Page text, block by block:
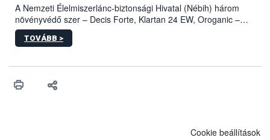
A Nemzeti Élelmiszerlánc-biztonsági Hivatal (Nébih) három
növényvédő szer – Decis Forte, Klartan 24 EW, Oroganic –
engedélyokiratát módosította, így azok a szüretet követően,
egészen a vesszőérettség (BBCH 91) stádiumáig
érésű szőlőkben is legyen lehetőség a károsító elleni további
felhasználók számára is elérhető és ökológiai termesztésben is
TOVÁBB >
Cookie beállítások